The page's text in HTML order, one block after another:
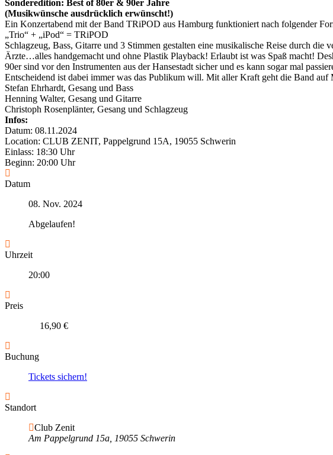
Sonderedition: Best of 80er & 90er Jahre
(Musikwünsche ausdrücklich erwünscht!)
Ein Konzertabend mit der Band TRiPOD aus Hamburg funktioniert nach folgender
„Trio“ + „iPod“ = TRiPOD
Schlagzeug, Bass, Gitarre und 3 Stimmen gestalten eine musikalische Reise durch
Ärzte…alles handgemacht und ohne Plastik Playback! Erlaubt ist was Spaß macht!
90er sind vor den Instrumenten aus der Hansestadt sicher und es kann sogar mal
Entscheidend ist dabei immer was das Publikum will. Mit aller Kraft geht die Band
Stefan Ehrhardt, Gesang und Bass
Henning Walter, Gesang und Gitarre
Christoph Rosenplänter, Gesang und Schlagzeug
Infos:
Datum: 08.11.2024
Location: CLUB ZENIT, Pappelgrund 15A, 19055 Schwerin
Einlass: 18:30 Uhr
Beginn: 20:00 Uhr
Datum
08. Nov. 2024
Abgelaufen!
Uhrzeit
20:00
Preis
16,90 €
Buchung
Tickets sichern!
Standort
Club Zenit
Am Pappelgrund 15a, 19055 Schwerin